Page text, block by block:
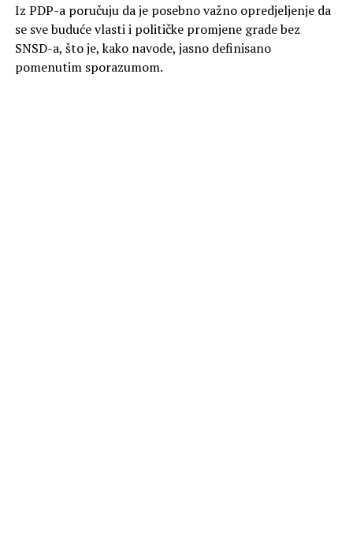
Iz PDP-a poručuju da je posebno važno opredjeljenje da
se sve buduće vlasti i političke promjene grade bez
SNSD-a, što je, kako navode, jasno definisano
pomenutim sporazumom.